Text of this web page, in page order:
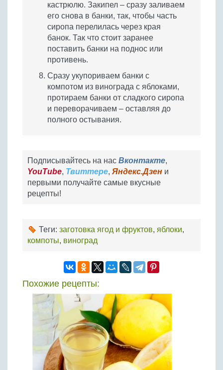
кастрюлю. Закипел – сразу заливаем
его снова в банки, так, чтобы часть
сиропа перелилась через края
банок. Так что стоит заранее
поставить банки на поднос или
противень.
Сразу укупориваем банки с
компотом из винограда с яблоками,
протираем банки от сладкого сиропа
и переворачиваем – оставляя до
полного остывания.
Подписывайтесь на нас Вконтакте,
YouTube, Твиттере, Яндекс.Дзен и
первыми получайте самые вкусные
рецепты!
Теги: заготовка ягод и фруктов, яблоки,
компоты, виноград
Похожие рецепты: